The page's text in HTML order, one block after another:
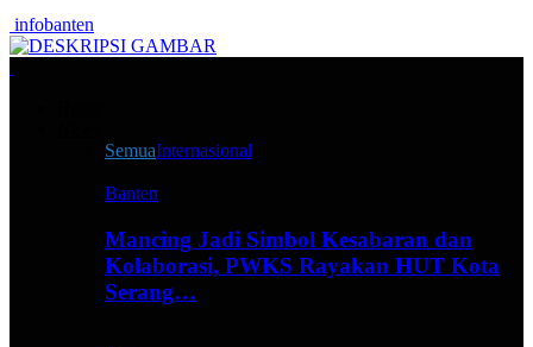
infobanten
SemuaInternasional
Banten
Mancing Jadi Simbol Kesabaran dan
Kolaborasi, PWKS Rayakan HUT Kota
Serang…